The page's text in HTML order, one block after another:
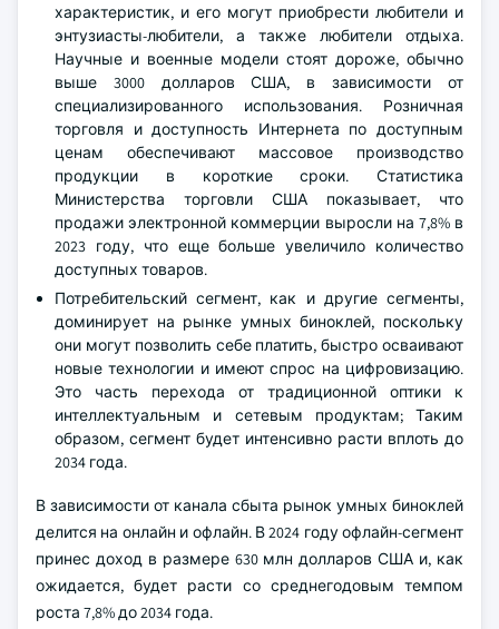
характеристик, и его могут приобрести любители и
энтузиасты-любители, а также любители отдыха.
Научные и военные модели стоят дороже, обычно
выше 3000 долларов США, в зависимости от
специализированного использования. Розничная
торговля и доступность Интернета по доступным
ценам обеспечивают массовое производство
продукции в короткие сроки. Статистика
Министерства торговли США показывает, что
продажи электронной коммерции выросли на 7,8% в
2023 году, что еще больше увеличило количество
доступных товаров.
Потребительский сегмент, как и другие сегменты,
доминирует на рынке умных биноклей, поскольку
они могут позволить себе платить, быстро осваивают
новые технологии и имеют спрос на цифровизацию.
Это часть перехода от традиционной оптики к
интеллектуальным и сетевым продуктам; Таким
образом, сегмент будет интенсивно расти вплоть до
2034 года.
В зависимости от канала сбыта рынок умных биноклей
делится на онлайн и офлайн. В 2024 году офлайн-сегмент
принес доход в размере 630 млн долларов США и, как
ожидается, будет расти со среднегодовым темпом
роста 7,8% до 2034 года.